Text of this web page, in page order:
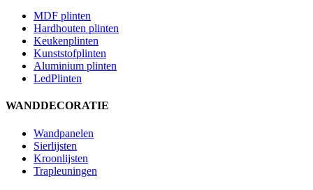
MDF plinten
Hardhouten plinten
Keukenplinten
Kunststofplinten
Aluminium plinten
LedPlinten
WANDDECORATIE
Wandpanelen
Sierlijsten
Kroonlijsten
Trapleuningen